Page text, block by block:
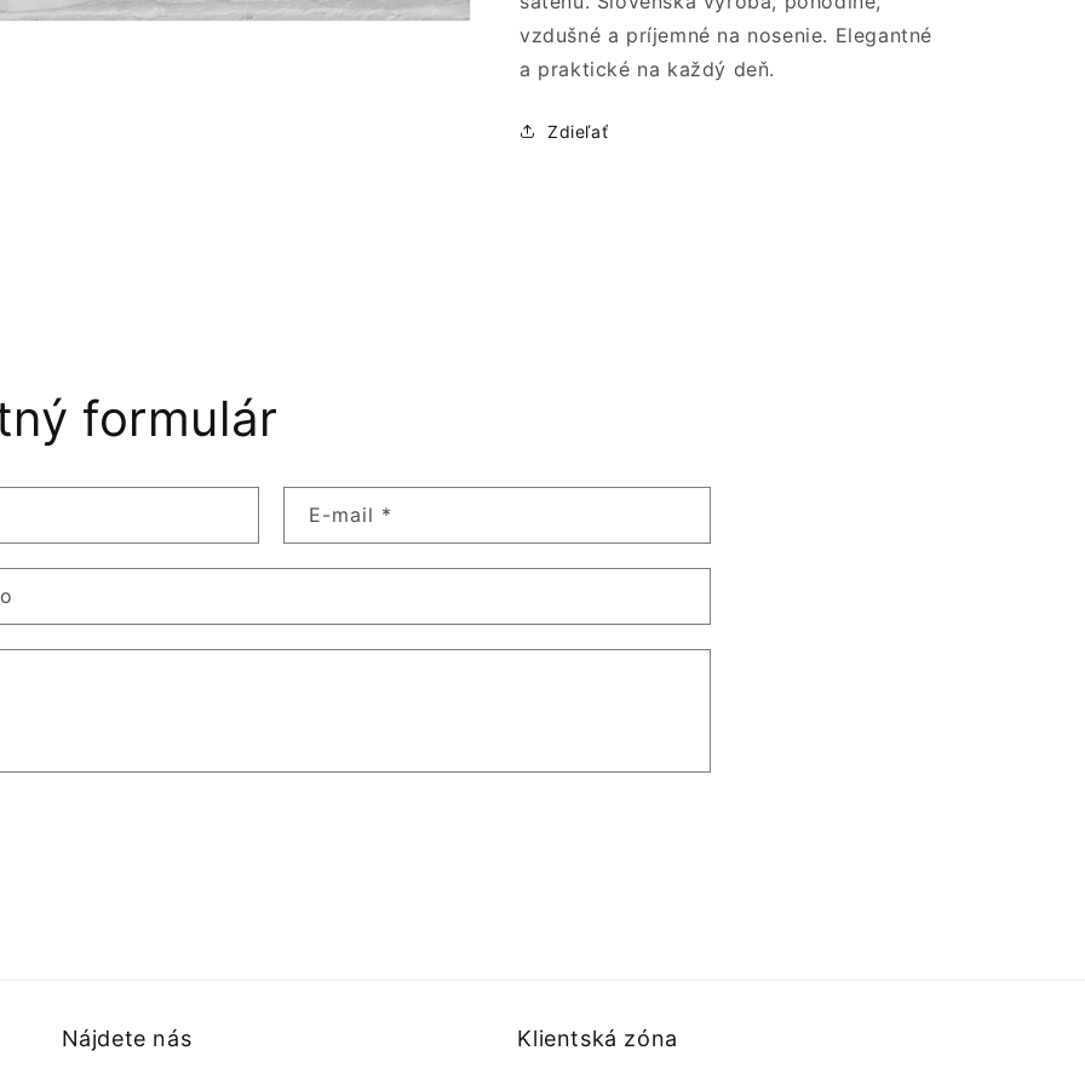
výroba
výroba
vzdušné a príjemné na nosenie. Elegantné
a praktické na každý deň.
Zdieľať
formulár
E-mail *
Nájdete nás Klientská zóna